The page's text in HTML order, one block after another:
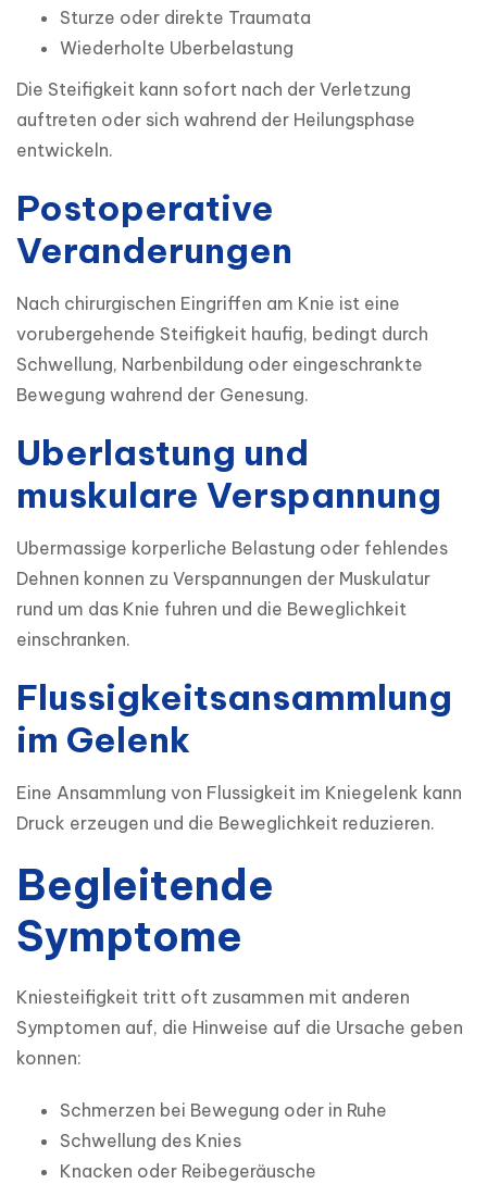
Sturze oder direkte Traumata
Wiederholte Uberbelastung
Die Steifigkeit kann sofort nach der Verletzung
auftreten oder sich wahrend der Heilungsphase
entwickeln.
Postoperative
Veranderungen
Nach chirurgischen Eingriffen am Knie ist eine
vorubergehende Steifigkeit haufig, bedingt durch
Schwellung, Narbenbildung oder eingeschrankte
Bewegung wahrend der Genesung.
Uberlastung und
muskulare Verspannung
Ubermassige korperliche Belastung oder fehlendes
Dehnen konnen zu Verspannungen der Muskulatur
rund um das Knie fuhren und die Beweglichkeit
einschranken.
Flussigkeitsansammlung
im Gelenk
Eine Ansammlung von Flussigkeit im Kniegelenk kann
Druck erzeugen und die Beweglichkeit reduzieren.
Begleitende
Symptome
Kniesteifigkeit tritt oft zusammen mit anderen
Symptomen auf, die Hinweise auf die Ursache geben
konnen:
Schmerzen bei Bewegung oder in Ruhe
Schwellung des Knies
Knacken oder Reibegeräusche